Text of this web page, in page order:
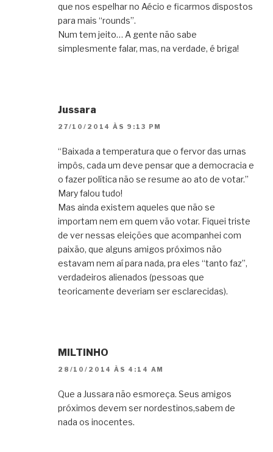
que nos espelhar no Aécio e ficarmos dispostos
para mais “rounds”.
Num tem jeito… A gente não sabe
simplesmente falar, mas, na verdade, é briga!
Jussara
27/10/2014 ÀS 9:13 PM
“Baixada a temperatura que o fervor das urnas
impôs, cada um deve pensar que a democracia e
o fazer política não se resume ao ato de votar.”
Mary falou tudo!
Mas ainda existem aqueles que não se
importam nem em quem vão votar. Fiquei triste
de ver nessas eleições que acompanhei com
paixão, que alguns amigos próximos não
estavam nem aí para nada, pra eles “tanto faz”,
verdadeiros alienados (pessoas que
teoricamente deveriam ser esclarecidas).
MILTINHO
28/10/2014 ÀS 4:14 AM
Que a Jussara não esmoreça. Seus amigos
próximos devem ser nordestinos,sabem de
nada os inocentes.